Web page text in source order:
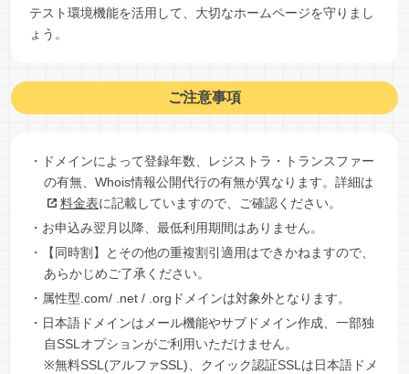
テスト環境機能を活用して、大切なホームページを守りまし
ょう。
ご注意事項
・ドメインによって登録年数、レジストラ・トランスファー
の有無、Whois情報公開代行の有無が異なります。詳細は
料金表に記載していますので、ご確認ください。
・お申込み翌月以降、最低利用期間はありません。
・【同時割】とその他の重複割引適用はできかねますので、
あらかじめご了承ください。
・属性型.com/ .net / .orgドメインは対象外となります。
・日本語ドメインはメール機能やサブドメイン作成、一部独
自SSLオプションがご利用いただけません。
※無料SSL(アルファSSL)、クイック認証SSLは日本語ドメ